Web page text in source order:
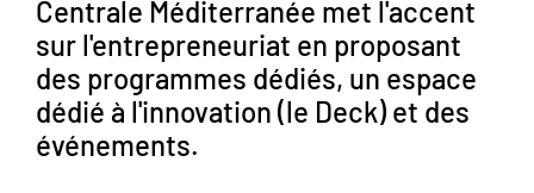
Centrale Méditerranée met l'accent
sur l'entrepreneuriat en proposant
des programmes dédiés, un espace
dédié à l'innovation (le Deck) et des
événements.